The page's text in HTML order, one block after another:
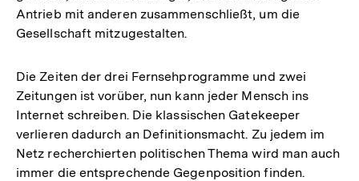
Antrieb mit anderen zusammenschließt, um die
Gesellschaft mitzugestalten.
Die Zeiten der drei Fernsehprogramme und zwei
Zeitungen ist vorüber, nun kann jeder Mensch ins
Internet schreiben. Die klassischen Gatekeeper
verlieren dadurch an Definitionsmacht. Zu jedem im
Netz recherchierten politischen Thema wird man auch
immer die entsprechende Gegenposition finden.